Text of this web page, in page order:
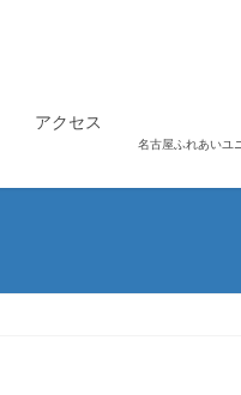
アクセス
名古屋ふれあいユ